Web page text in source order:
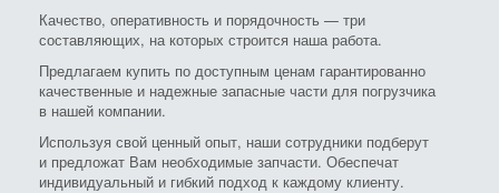
Качество, оперативность и порядочность — три
составляющих, на которых строится наша работа.
Предлагаем купить по доступным ценам гарантированно
качественные и надежные запасные части для погрузчика
в нашей компании.
Используя свой ценный опыт, наши сотрудники подберут
и предложат Вам необходимые запчасти. Обеспечат
индивидуальный и гибкий подход к каждому клиенту.